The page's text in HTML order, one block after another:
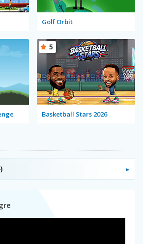
Golf Orbit
Basketball Stars 2026
5